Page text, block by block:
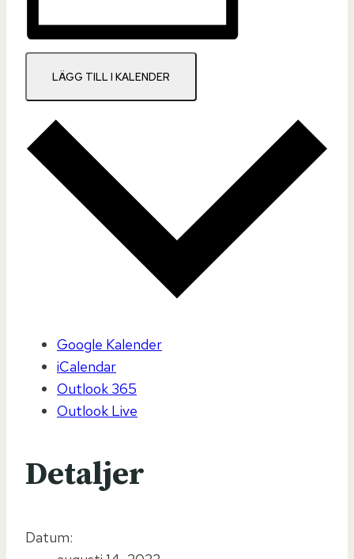
LÄGG TILL I KALENDER
Google Kalender
iCalendar
Outlook 365
Outlook Live
Detaljer
Datum: